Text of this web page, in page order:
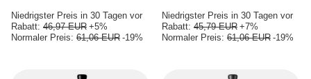
Niedrigster Preis in 30 Tagen vor
Rabatt: 46,97 EUR +5%
Normaler Preis: 61,06 EUR -19%
Niedrigster Preis in 30 Tagen vor
Rabatt: 45,79 EUR +7%
Normaler Preis: 61,06 EUR -19%